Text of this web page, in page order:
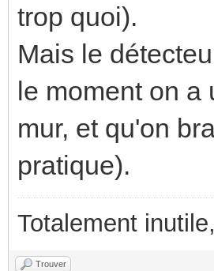
trop quoi).
Mais le
le moment on a
mur, et qu'on
pratique).
Totalement
Trouver